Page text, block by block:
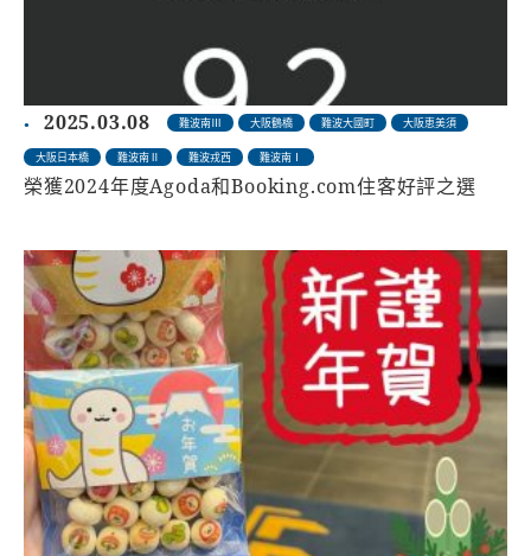
2025.03.08 難波南Ⅲ 大阪鶴橋 難波大國町 大阪恵美須
大阪日本橋 難波南Ⅱ 難波戎西 難波南Ⅰ
榮獲2024年度Agoda和Booking.com住客好評之選